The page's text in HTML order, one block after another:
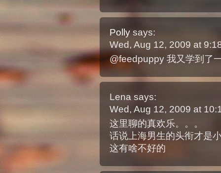
Polly says:
Wed, Aug 12, 2009 at
@feedpuppy 我又学到了
Lena says:
Wed, Aug 12, 2009 at
这里聊的真欢乐。。。
话说上海男生的头衔才是
这有啥不好的